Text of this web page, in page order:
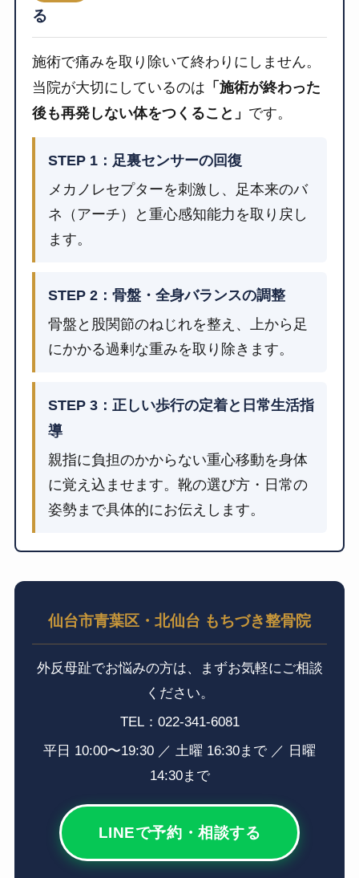
る
施術で痛みを取り除いて終わりにしません。
当院が大切にしているのは 「施術が終わった
後も再発しない体をつくること」 です。
STEP 1：足裏センサーの回復
メカノレセプターを刺激し、足本来のバ
ネ（アーチ）と重心感知能力を取り戻し
ます。
STEP 2：骨盤・全身バランスの調整
骨盤と股関節のねじれを整え、上から足
にかかる過剰な重みを取り除きます。
STEP 3：正しい歩行の定着と日常生活指
導
親指に負担のかからない重心移動を身体
に覚え込ませます。靴の選び方・日常の
姿勢まで具体的にお伝えします。
仙台市青葉区・北仙台 もちづき整骨院
外反母趾でお悩みの方は、まずお気軽にご相談
ください。
TEL：022-341-6081
平日 10:00〜19:30 ／ 土曜 16:30まで ／ 日曜
14:30まで
LINEで予約・相談する